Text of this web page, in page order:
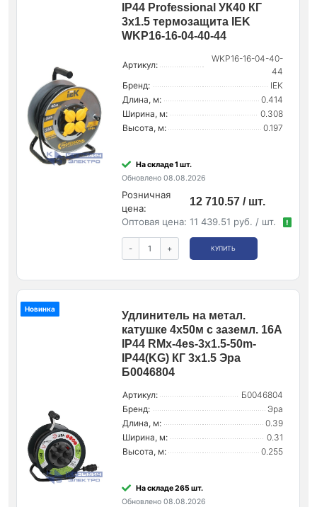
IP44 Professional УК40 КГ
3х1.5 термозащита IEK
WKP16-16-04-40-44
Артикул:
WKP16-16-04-40-
44
Бренд:
IEK
Длина, м:
0.414
Ширина, м:
0.308
Высота, м:
0.197
На складе 1 шт.
Обновлено 08.08.2026
Розничная
цена:
12 710.57 / шт.
Оптовая цена: 11 439.51 руб. / шт. !
- + КУПИТЬ
Новинка
Удлинитель на метал.
катушке 4х50м с заземл. 16А
IP44 RMx-4es-3х1.5-50m-
IP44(KG) КГ 3х1.5 Эра
Б0046804
Артикул:
Б0046804
Бренд:
Эра
Длина, м:
0.39
Ширина, м:
0.31
Высота, м:
0.255
На складе 265 шт.
Обновлено 08.08.2026